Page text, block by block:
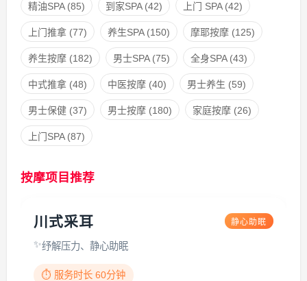
精油SPA(85) 到家SPA(42) 上门 SPA(42)
上门推拿(77) 养生SPA(150) 摩耶按摩(125)
养生按摩(182) 男士SPA(75) 全身SPA(43)
中式推拿(48) 中医按摩(40) 男士养生 (59)
男士保健(37) 男士按摩(180) 家庭按摩(26)
上门SPA(87)
按摩项目推荐
川式采耳 静心助眠
纾解压力、静心助眠
⏱️ 服务时长 60分钟